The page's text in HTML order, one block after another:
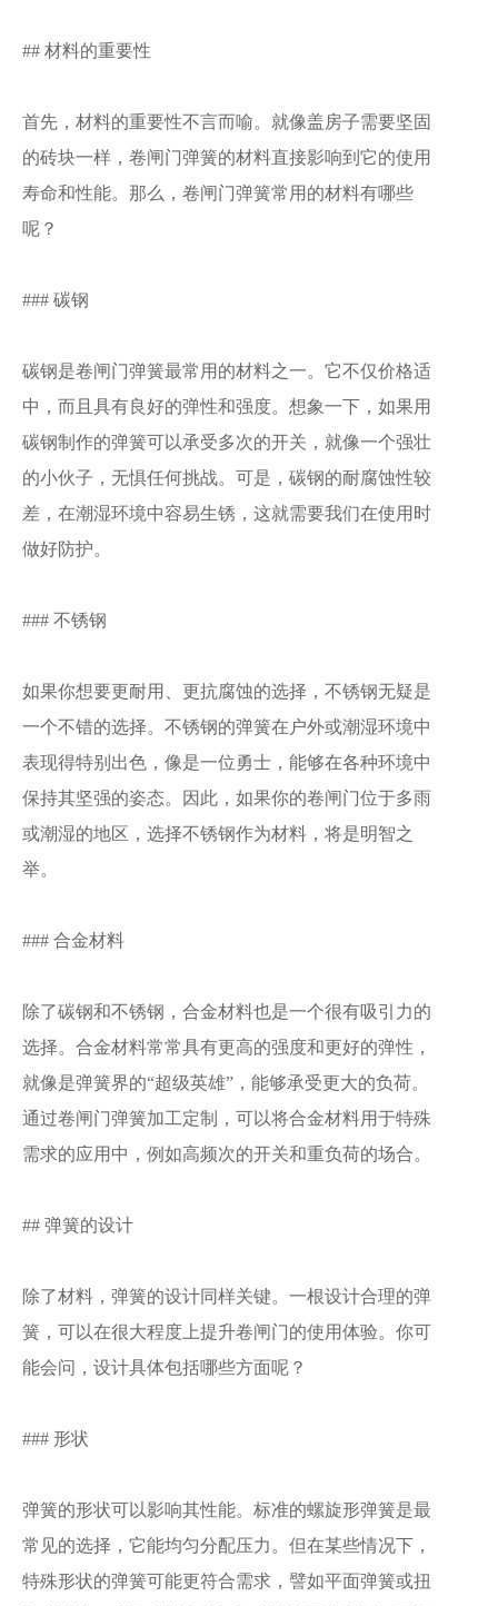
## 材料的重要性
首先，材料的重要性不言而喻。就像盖房子需要坚固
的砖块一样，卷闸门弹簧的材料直接影响到它的使用
寿命和性能。那么，卷闸门弹簧常用的材料有哪些
呢？
### 碳钢
碳钢是卷闸门弹簧最常用的材料之一。它不仅价格适
中，而且具有良好的弹性和强度。想象一下，如果用
碳钢制作的弹簧可以承受多次的开关，就像一个强壮
的小伙子，无惧任何挑战。可是，碳钢的耐腐蚀性较
差，在潮湿环境中容易生锈，这就需要我们在使用时
做好防护。
### 不锈钢
如果你想要更耐用、更抗腐蚀的选择，不锈钢无疑是
一个不错的选择。不锈钢的弹簧在户外或潮湿环境中
表现得特别出色，像是一位勇士，能够在各种环境中
保持其坚强的姿态。因此，如果你的卷闸门位于多雨
或潮湿的地区，选择不锈钢作为材料，将是明智之
举。
### 合金材料
除了碳钢和不锈钢，合金材料也是一个很有吸引力的
选择。合金材料常常具有更高的强度和更好的弹性，
就像是弹簧界的“超级英雄”，能够承受更大的负荷。
通过卷闸门弹簧加工定制，可以将合金材料用于特殊
需求的应用中，例如高频次的开关和重负荷的场合。
## 弹簧的设计
除了材料，弹簧的设计同样关键。一根设计合理的弹
簧，可以在很大程度上提升卷闸门的使用体验。你可
能会问，设计具体包括哪些方面呢？
### 形状
弹簧的形状可以影响其性能。标准的螺旋形弹簧是最
常见的选择，它能均匀分配压力。但在某些情况下，
特殊形状的弹簧可能更符合需求，譬如平面弹簧或扭